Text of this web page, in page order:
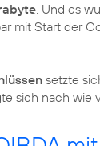
. Und es
mit Start der
setzte
sich nach wie